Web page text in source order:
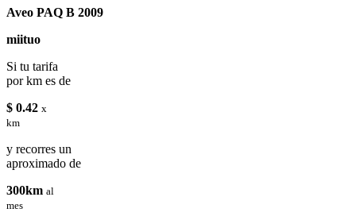
Aveo PAQ B 2009
miituo
Si tu tarifa
por km es de
$ 0.42 x
km
y recorres un
aproximado de
300km al
mes